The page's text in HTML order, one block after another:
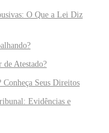
O Que a Lei Diz
de Atestado?
Conheça Seus Direitos
Evidências e